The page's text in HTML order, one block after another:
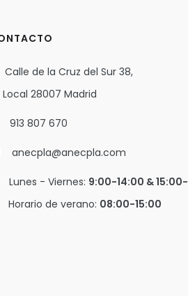
Calle de la Cruz del Sur 38,
Local 28007 Madrid
913 807 670
anecpla@anecpla.com
Lunes - Viernes: 9:00-14:00 &
Horario de verano: 08:00-15:00